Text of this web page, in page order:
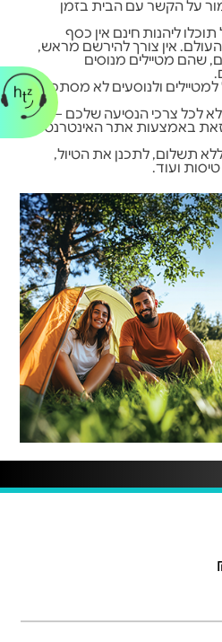
על הקשר עם הבית בזמן
ליהנות חינם אין כסף
אין צורך להירשם מראש,
שהם מטיילים מנוסים
ולנוסעים לא מסתכם
לכל צרכי הנסיעה שלכם – כבר
באמצעות אתר האינטרנט של
תשלום, לתכנן את הטיול,
ועוד.